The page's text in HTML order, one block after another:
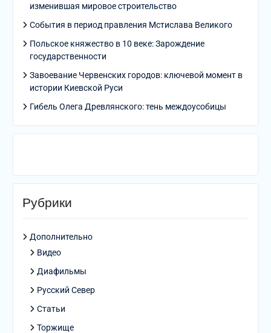
изменившая мировое строительство
События в период правления Мстислава Великого
Польское княжество в 10 веке: Зарождение
государственности
Завоевание Червенских городов: ключевой момент в
истории Киевской Руси
Гибель Олега Древлянского: тень междоусобицы
Рубрики
Дополнительно
Видео
Диафильмы
Русский Север
Статьи
Торжище